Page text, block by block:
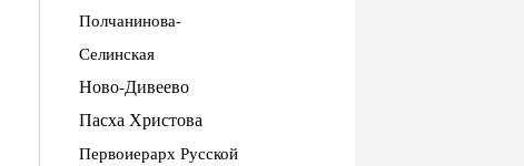
Полчанинова-
Селинская
Ново-Дивеево
Пасха Христова
Первоиерарх Русской